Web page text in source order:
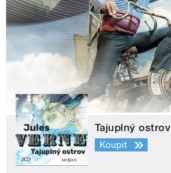
Tajuplný ostrov
Koupit